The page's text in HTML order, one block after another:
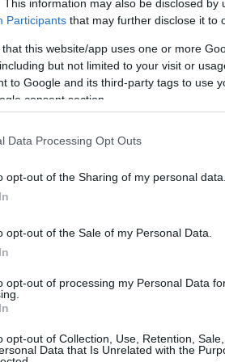
This information may also be disclosed by
Participants that may further disclose it to
that this website/app uses one or more
but not limited to your visit or
to Google and its third-party tags to use
consent section.
Data Processing Opt Outs
opt-out of the Sharing of my personal data.
opt-out of the Sale of my Personal Data.
opt-out of processing my Personal Data
opt-out of Collection, Use, Retention,
Data that Is Unrelated with the
Ciascuna azienda si vedrà
Nizzi comunica che: “In data 2
Consiglio dei Ministri ha approvato…
OLBIA 28 NOVEMBRE 2017
scontenti gli albergatori
soggiorno, modifiche minime e
tutt’altro che soddisfatti. Secondo
riportato dal quotidiano La Nuova
l’amministrazione avrebbe previsto
OLBIA 27 NOVEMBRE 2017